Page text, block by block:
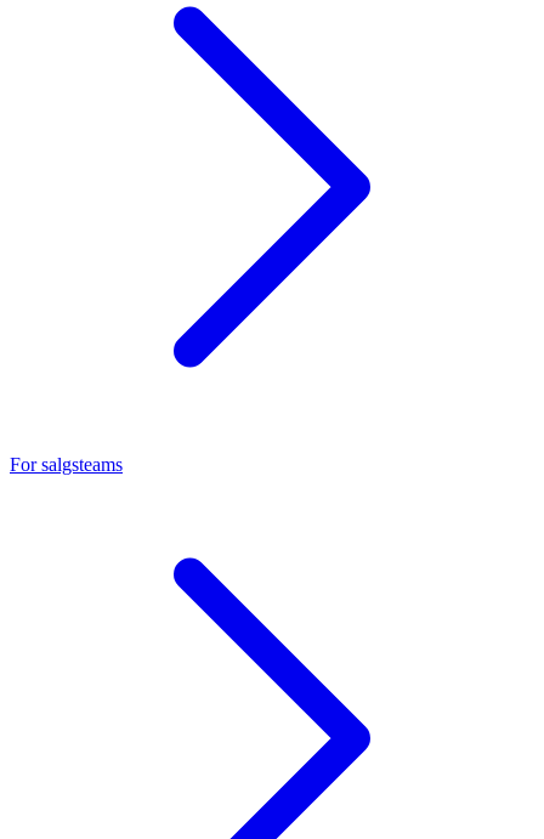
For salgsteams